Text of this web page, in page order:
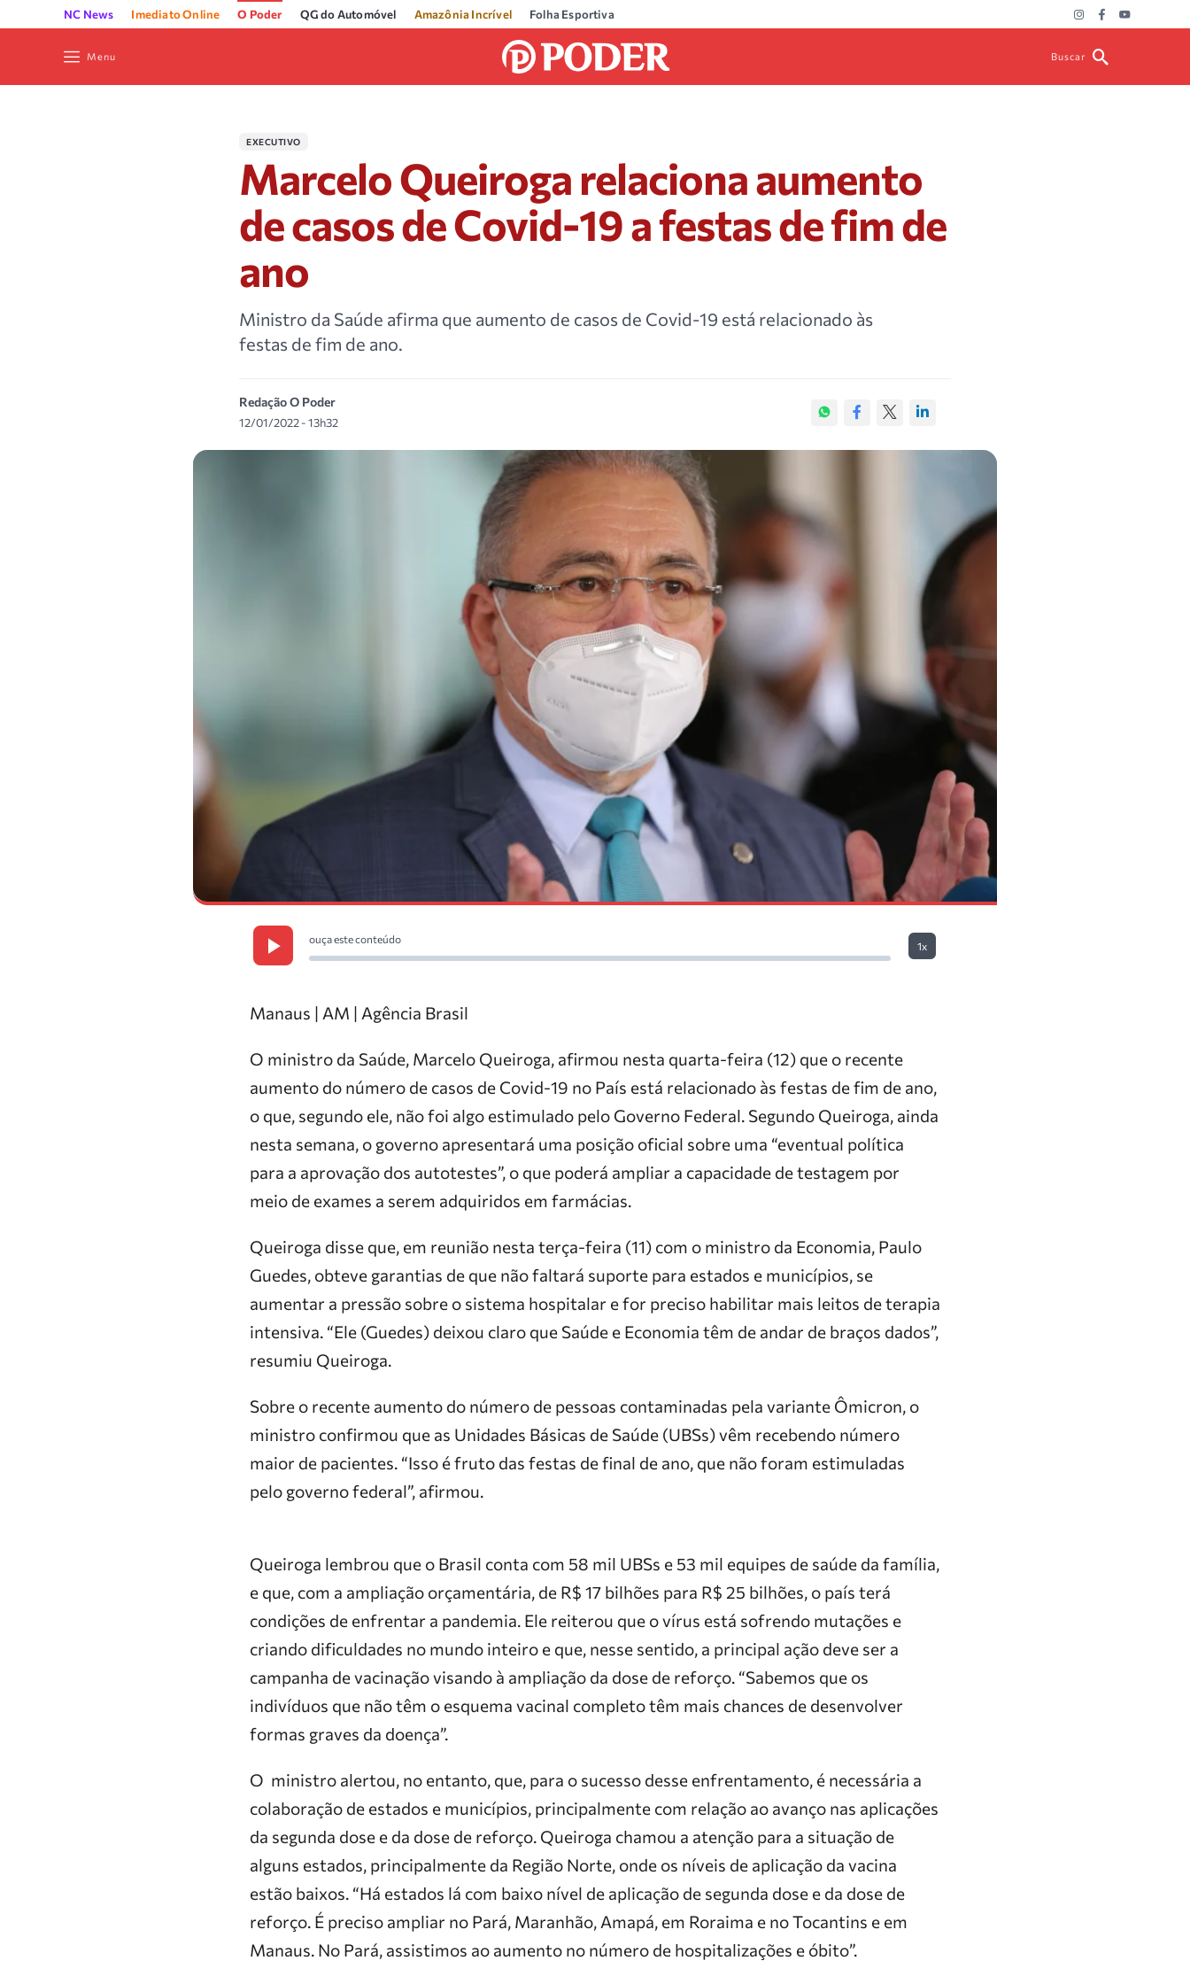
NC News Imediato Online O Poder QG do Automóvel Amazônia Incrível Folha Esportiva
Menu Buscar
EXECUTIVO
Marcelo Queiroga relaciona aumento
de casos de Covid-19 a festas de fim de
ano
Ministro da Saúde afirma que aumento de casos de Covid-19 está relacionado às
festas de fim de ano.
Redação O Poder
12/01/2022 - 13h32
ouça este conteúdo
1x
Manaus | AM | Agência Brasil
O ministro da Saúde, Marcelo Queiroga, afirmou nesta quarta-feira (12) que o recente
aumento do número de casos de Covid-19 no País está relacionado às festas de fim de ano,
o que, segundo ele, não foi algo estimulado pelo Governo Federal. Segundo Queiroga, ainda
nesta semana, o governo apresentará uma posição oficial sobre uma “eventual política
para a aprovação dos autotestes”, o que poderá ampliar a capacidade de testagem por
meio de exames a serem adquiridos em farmácias.
Queiroga disse que, em reunião nesta terça-feira (11) com o ministro da Economia, Paulo
Guedes, obteve garantias de que não faltará suporte para estados e municípios, se
aumentar a pressão sobre o sistema hospitalar e for preciso habilitar mais leitos de terapia
intensiva. “Ele (Guedes) deixou claro que Saúde e Economia têm de andar de braços dados”,
resumiu Queiroga.
Sobre o recente aumento do número de pessoas contaminadas pela variante Ômicron, o
ministro confirmou que as Unidades Básicas de Saúde (UBSs) vêm recebendo número
maior de pacientes. “Isso é fruto das festas de final de ano, que não foram estimuladas
pelo governo federal”, afirmou.
Queiroga lembrou que o Brasil conta com 58 mil UBSs e 53 mil equipes de saúde da família,
e que, com a ampliação orçamentária, de R$ 17 bilhões para R$ 25 bilhões, o país terá
condições de enfrentar a pandemia. Ele reiterou que o vírus está sofrendo mutações e
criando dificuldades no mundo inteiro e que, nesse sentido, a principal ação deve ser a
campanha de vacinação visando à ampliação da dose de reforço. “Sabemos que os
indivíduos que não têm o esquema vacinal completo têm mais chances de desenvolver
formas graves da doença”.
O ministro alertou, no entanto, que, para o sucesso desse enfrentamento, é necessária a
colaboração de estados e municípios, principalmente com relação ao avanço nas aplicações
da segunda dose e da dose de reforço. Queiroga chamou a atenção para a situação de
alguns estados, principalmente da Região Norte, onde os níveis de aplicação da vacina
estão baixos. “Há estados lá com baixo nível de aplicação de segunda dose e da dose de
reforço. É preciso ampliar no Pará, Maranhão, Amapá, em Roraima e no Tocantins e em
Manaus. No Pará, assistimos ao aumento no número de hospitalizações e óbito”.